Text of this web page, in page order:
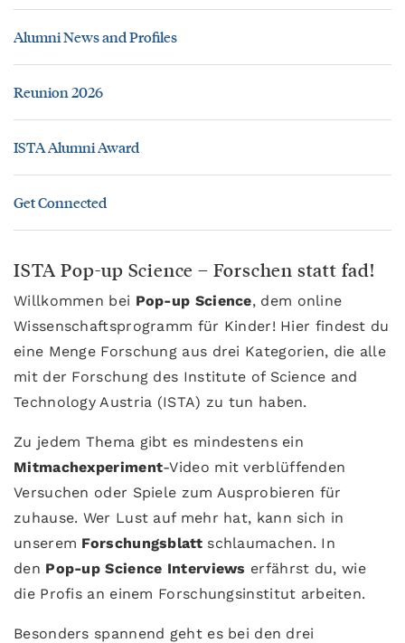
Alumni News and Profiles
Reunion 2026
ISTA Alumni Award
Get Connected
ISTA Pop-up Science – Forschen statt fad!
Willkommen bei Pop-up Science, dem online
Wissenschaftsprogramm für Kinder! Hier findest du
eine Menge Forschung aus drei Kategorien, die alle
mit der Forschung des Institute of Science and
Technology Austria (ISTA) zu tun haben.
Zu jedem Thema gibt es mindestens ein
Mitmachexperiment-Video mit verblüffenden
Versuchen oder Spiele zum Ausprobieren für
zuhause. Wer Lust auf mehr hat, kann sich in
unserem Forschungsblattschlaumachen. In
den Pop-up Science Interviews erfährst du, wie
die Profis an einem Forschungsinstitut arbeiten.
Besonders spannend geht es bei den drei